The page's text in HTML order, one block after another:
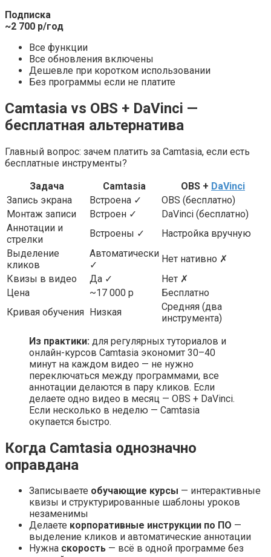
Подписка
~2 700 р/год
Все функции
Все обновления включены
Дешевле при коротком использовании
Без программы если не платите
Camtasia vs OBS + DaVinci —
бесплатная альтернатива
Главный вопрос: зачем платить за Camtasia, если есть
бесплатные инструменты?
Задача
Camtasia OBS + DaVinci
Запись экрана
Встроена ✓
OBS (бесплатно)
Монтаж записи
Встроен ✓
DaVinci (бесплатно)
Аннотации и
стрелки
Встроены ✓
Настройка вручную
Выделение
кликов
Автоматически
✓
Нет нативно ✗
Квизы в видео
Да ✓
Нет ✗
Цена
~17 000 р
Бесплатно
Кривая обучения Низкая
Средняя (два
инструмента)
Из практики: для регулярных туториалов и
онлайн-курсов Camtasia экономит 30–40
минут на каждом видео — не нужно
переключаться между программами, все
аннотации делаются в пару кликов. Если
делаете одно видео в месяц — OBS + DaVinci.
Если несколько в неделю — Camtasia
окупается быстро.
Когда Camtasia однозначно
оправдана
Записываете обучающие курсы — интерактивные
квизы и структурированные шаблоны уроков
незаменимы
Делаете корпоративные инструкции по ПО —
выделение кликов и автоматические аннотации
Нужна скорость — всё в одной программе без